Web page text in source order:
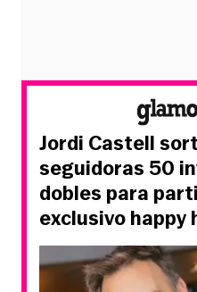
Jordi Castell
seguidoras 50
dobles para
exclusivo happy